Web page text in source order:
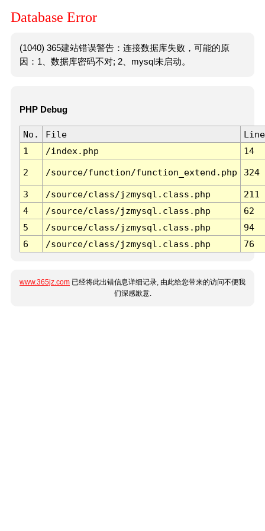
Database Error
(1040) 365建站错误警告：连接数据库失败，可能的原
因：1、数据库密码不对; 2、mysql未启动。
PHP Debug
No. File
Line
1
/index.php 14
2 /source/function/function_extend.php 324
3 /source/class/jzmysql.class.php
211
4
/source/class/jzmysql.class.php
62
5
/source/class/jzmysql.class.php
94
6
/source/class/jzmysql.class.php 76
www.365jz.com 已经将此出错信息详细记录, 由此给您带来的访问不便我
们深感歉意.